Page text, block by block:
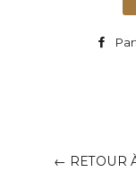
← RETOUR